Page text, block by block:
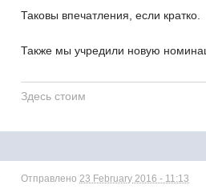
Таковы впечатления, если кратко.
Также мы учредили новую
Здесь стоим
Отправлено23 February 2016 - 11:13